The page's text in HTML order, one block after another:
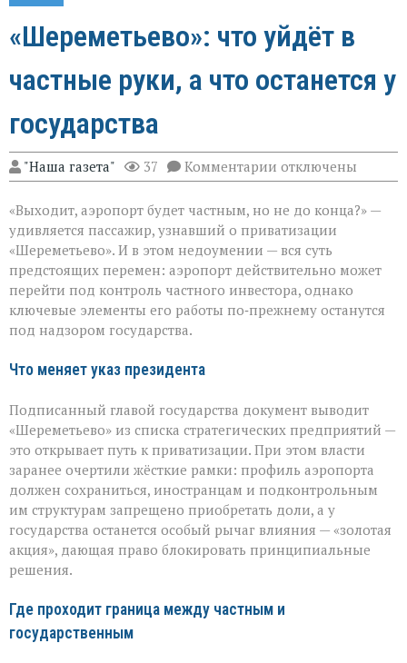
«Шереметьево»: что уйдёт в
частные руки, а что останется у
государства
"Наша газета" 37 Комментарии к
записи
что
уйдёт
частные
руки,
а
что
останется
отключены
«Выходит, аэропорт будет частным, но не до конца?» —
удивляется пассажир, узнавший о приватизации
«Шереметьево». И в этом недоумении — вся суть
предстоящих перемен: аэропорт действительно может
перейти под контроль частного инвестора, однако
ключевые элементы его работы по‑прежнему останутся
под надзором государства.
Что меняет указ президента
Подписанный главой государства документ выводит
«Шереметьево» из списка стратегических предприятий —
это открывает путь к приватизации. При этом власти
заранее очертили жёсткие рамки: профиль аэропорта
должен сохраниться, иностранцам и подконтрольным
им структурам запрещено приобретать доли, а у
государства останется особый рычаг влияния — «золотая
акция», дающая право блокировать принципиальные
решения.
Где проходит граница между частным и
государственным